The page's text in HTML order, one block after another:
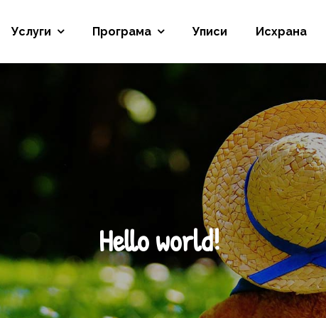
Услуги Програма Уписи Исхрана
Hello world!